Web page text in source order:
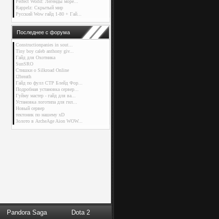
Perfect World: Легенды море...
Rappelz: Скрытый мир
Русский Wow гайд 1-80 + Гай...
Последнее с форума
Constructionpanies in sout...
Tiny boy caleb anthony giv...
Гайд для Охотника
SunSRO
Стишки о Silkroad Online
l2breath
Гайд по фулл СТР Блейд Фор...
Подробная установка сервер...
Гуйму мастер - гайд для ва...
Установка логотипа для гил...
Новый сервер
тектоник по нашему xD
Золото в ArcheAge Aion WOW...
Pandora Saga Dota 2